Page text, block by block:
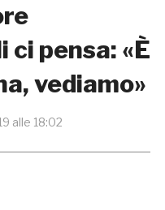
ci pensa: «È
vediamo»
alle 18:02